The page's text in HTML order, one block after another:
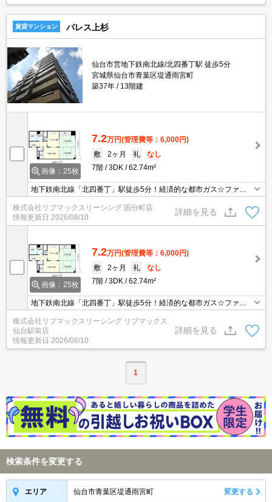
賃貸マンション パレス上杉
仙台市営地下鉄南北線/北四番丁駅 徒歩5分
宮城県仙台市青葉区堤通雨宮町
築37年
13階建
画像：25枚
7.2万円(管理費等：6,000円)
敷
2ヶ月 礼
なし
7階
3DK 62.74m²
地下鉄南北線「北四番丁」駅徒歩5分！経済的な都市ガス☆ファミ
リータイプの物件です！敷地内駐車場有り！仙台市中心部まで自転
車圏内で買い物、食事も楽々！近隣には24時間営業のSEIYUがあり
便利！
株式会社リブマックスリーシング 国分町店
情報更新日 2026/08/10
詳細を見る
画像：25枚
7.2万円(管理費等：6,000円)
敷
2ヶ月 礼
なし
7階
3DK 62.74m²
地下鉄南北線「北四番丁」駅徒歩5分！経済的な都市ガス☆ファミ
リータイプの物件です！敷地内駐車場有り！仙台市中心部まで自転
車圏内で買い物、食事も楽々！近隣には24時間営業のSEIYUがあり
便利！
株式会社リブマックスリーシング リブマックス
仙台駅前店
情報更新日 2026/08/10
詳細を見る
1
検索条件を変更する
エリア 仙台市青葉区堤通雨宮町 変更する